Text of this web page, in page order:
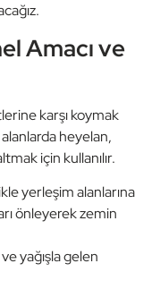
Amacı ve
karşı koymak
alanlarda heyelan,
için kullanılır.
yerleşim alanlarına
önleyerek zemin
yağışla gelen